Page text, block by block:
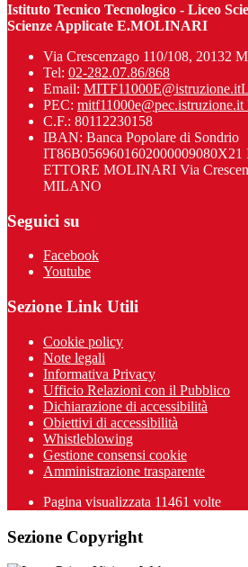
Istituto Tecnico Tecnologico - Liceo
Scienze Applicate E.MOLINARI
Via Crescenzago 110/108, 20132
Tel: 02-282.07.86/868
Email: MITF11000E@istruzione.it
PEC: mitf11000e@pec.istruzione.it
C.F.: 80112230158
IBAN: Banca Popolare di Sondrio
ETTORE MOLINARI Via
MILANO
Seguici su
Facebook
Youtube
Sezione Link Utili
Cookie policy
Note legali
Informativa Privacy
Ufficio Relazioni con il Pubblico
Dichiarazione di accessibilità
Obiettivi di accessibilità
Whistleblowing
Gestione consensi cookie
Amministrazione trasparente
Pagina visualizzata 11461 volte
Sezione Copyright